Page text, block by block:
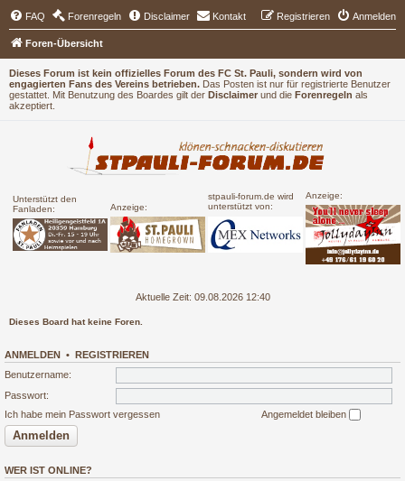
Dieses Forum ist kein offizielles Forum des FC St. Pauli, sondern wird von
engagierten Fans des Vereins betrieben. Das Posten ist nur für registrierte Benutzer
gestattet. Mit Benutzung des Boardes gilt der Disclaimer und die Forenregeln als
akzeptiert.
Unterstützt den
Fanladen:
Anzeige:
stpauli-forum.de wird
unterstützt von:
Anzeige:
FAQ Forenregeln Disclaimer Kontakt Anmelden
Registrieren
Foren-Übersicht
Aktuelle Zeit: 09.08.2026 12:40
Dieses Board hat keine Foren.
ANMELDEN • REGISTRIEREN
Benutzername:
Passwort:
Ich habe mein Passwort vergessen
Angemeldet bleiben
WER IST ONLINE?